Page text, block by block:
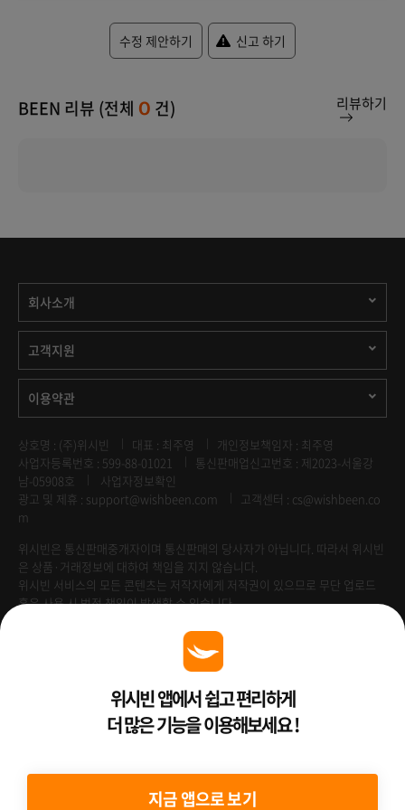
수정 제안하기 신고 하기
BEEN 리뷰 (전체 0 건) 리뷰하기
회사소개
고객지원
이용약관
상호명 : (주)위시빈 대표 : 최주영
개인정보책임자 : 최주영
사업자등록번호 : 599-88-01021
통신판매업신고번호 : 제2023-서울강
남-05908호
사업자정보확인
광고 및 제휴 : support@wishbeen.com
고객센터 : cs@wishbeen.co
m
위시빈은 통신판매중개자이며 통신판매의 당사자가 아닙니다. 따라서 위시빈
은 상품·거래정보에 대하여 책임을 지지 않습니다.
위시빈 서비스의 모든 콘텐츠는 저작자에게 저작권이 있으므로 무단 업로드
혹은 사용 시 법적 책임이 발생할 수 있습니다.
Venture Enterprise위시빈 앱에서 쉽고 편리하게
더 많은 기능을 이용해보세요 !
지금 앱으로 보기